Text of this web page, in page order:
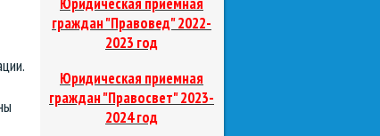
Юридическая приемная
граждан "Правовед"2022-
2023 год
Юридическая приемная
граждан "Правосвет"2023-
2024 год